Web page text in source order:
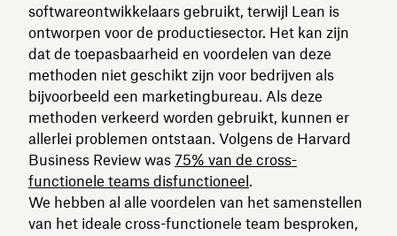
softwareontwikkelaars gebruikt, terwijl Lean is
ontworpen voor de productiesector. Het kan zijn
dat de toepasbaarheid en voordelen van deze
methoden niet geschikt zijn voor bedrijven als
bijvoorbeeld een marketingbureau. Als deze
methoden verkeerd worden gebruikt, kunnen er
allerlei problemen ontstaan. Volgens de Harvard
Business Review was 75% van de cross-
functionele teams disfunctioneel.
We hebben al alle voordelen van het samenstellen
van het ideale cross-functionele team besproken,